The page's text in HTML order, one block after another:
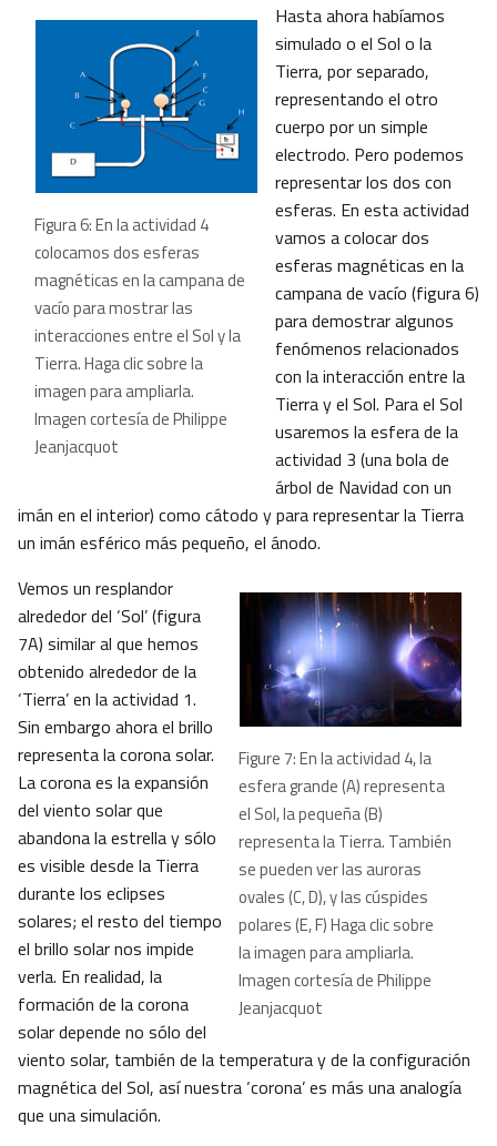
Figura 6: En la actividad 4
colocamos dos esferas
magnéticas en la campana de
vacío para mostrar las
interacciones entre el Sol y la
Tierra. Haga clic sobre la
imagen para ampliarla.
Imagen cortesía de Philippe
Jeanjacquot
Hasta ahora habíamos
simulado o el Sol o la
Tierra, por separado,
representando el otro
cuerpo por un simple
electrodo. Pero podemos
representar los dos con
esferas. En esta actividad
vamos a colocar dos
esferas magnéticas en la
campana de vacío (figura 6)
para demostrar algunos
fenómenos relacionados
con la interacción entre la
Tierra y el Sol. Para el Sol
usaremos la esfera de la
actividad 3 (una bola de
árbol de Navidad con un
imán en el interior) como cátodo y para representar la Tierra
un imán esférico más pequeño, el ánodo.
Figure 7: En la actividad 4, la
esfera grande (A) representa
el Sol, la pequeña (B)
representa la Tierra. También
se pueden ver las auroras
ovales (C, D), y las cúspides
polares (E, F) Haga clic sobre
la imagen para ampliarla.
Imagen cortesía de Philippe
Jeanjacquot
Vemos un resplandor
alrededor del ‘Sol’ (figura
7A) similar al que hemos
obtenido alrededor de la
‘Tierra’ en la actividad 1.
Sin embargo ahora el brillo
representa la corona solar.
La corona es la expansión
del viento solar que
abandona la estrella y sólo
es visible desde la Tierra
durante los eclipses
solares; el resto del tiempo
el brillo solar nos impide
verla. En realidad, la
formación de la corona
solar depende no sólo del
viento solar, también de la temperatura y de la configuración
magnética del Sol, así nuestra ‘corona’ es más una analogía
que una simulación.